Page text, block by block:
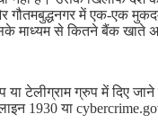
गौतमबुद्धनगर में एक-एक
माध्यम से कितने बैंक खाते
या टेलीग्राम ग्रुप में दिए
1930 या